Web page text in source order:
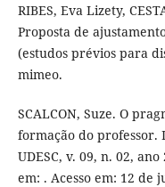
RIBES, Eva Lizety,
Proposta de
(estudos prévios para
mimeo.
SCALCON, Suze. O
formação do professor.
UDESC, v. 09, n. 02,
em: . Acesso em: 12 de